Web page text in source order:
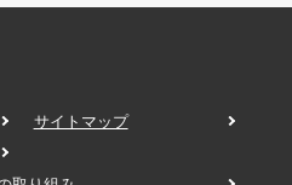
サイトマップ